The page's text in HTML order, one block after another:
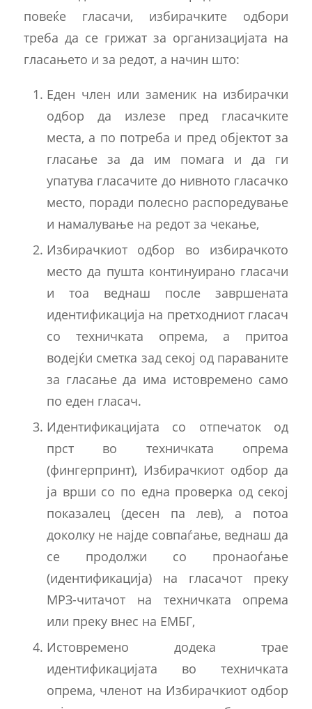
повеќе гласачи, избирачките одбори
треба да се грижат за организацијата на
гласањето и за редот, а начин што:
Еден член или заменик на избирачки
одбор да излезе пред гласачките
места, а по потреба и пред објектот за
гласање за да им помага и да ги
упатува гласачите до нивното гласачко
место, поради полесно распоредување
и намалување на редот за чекање,
Избирачкиот одбор во избирачкото
место да пушта континуирано гласачи
и тоа веднаш после завршената
идентификација на претходниот гласач
со техничката опрема, а притоа
водејќи сметка зад секој од параваните
за гласање да има истовремено само
по еден гласач.
Идентификацијата со отпечаток од
прст во техничката опрема
(фингерпринт), Избирачкиот одбор да
ја врши со по една проверка од секој
показалец (десен па лев), а потоа
доколку не најде совпаѓање, веднаш да
се продолжи со пронаоѓање
(идентификација) на гласачот преку
МРЗ-читачот на техничката опрема
или преку внес на ЕМБГ,
Истовремено додека трае
идентификацијата во техничката
опрема, членот на Избирачкиот одбор